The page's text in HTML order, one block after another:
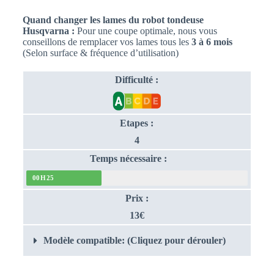
Quand changer les lames du robot tondeuse
Husqvarna : Pour une coupe optimale, nous vous
conseillons de remplacer vos lames tous les 3 à 6 mois
(Selon surface & fréquence d’utilisation)
Difficulté :
Etapes :
4
Temps nécessaire :
00H25
Prix :
13€
Modèle compatible: (Cliquez pour dérouler)